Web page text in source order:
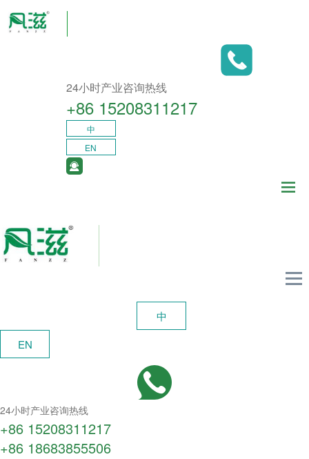
24小时产业咨询热线
+86 15208311217​
中
EN
中
EN
24小时产业咨询热线
+86 15208311217​
+86 18683855506